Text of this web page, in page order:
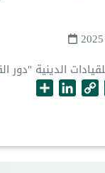
الدينية
P
e
C
L
L
e
e